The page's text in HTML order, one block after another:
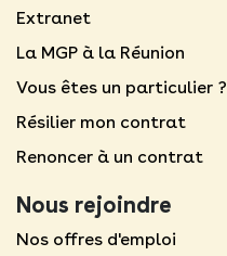
Extranet
La MGP à la Réunion
Vous êtes un particulier ?
Résilier mon contrat
Renoncer à un contrat
Nous rejoindre
Nos offres d'emploi